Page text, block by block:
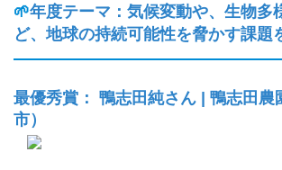
🌱年度テーマ： 気候変動や、生物多
ど、地球の持続可能性を脅かす課題
最優秀賞： 鴨志田純さん | 鴨志田農
市）